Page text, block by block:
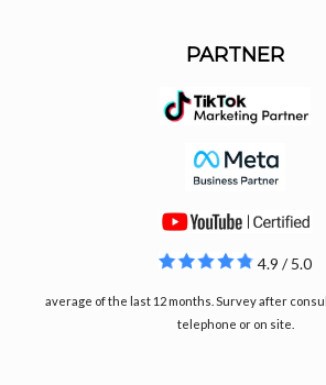
PARTNER
4.9 / 5.0
average of the last 12 months. Survey after
telephone or on site.